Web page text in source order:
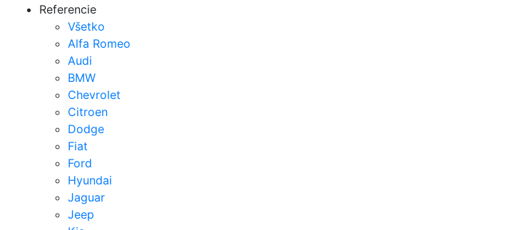
Referencie
Všetko
Alfa Romeo
Audi
BMW
Chevrolet
Citroen
Dodge
Fiat
Ford
Hyundai
Jaguar
Jeep